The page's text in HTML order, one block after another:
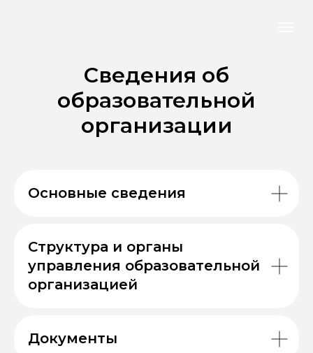
Сведения об
образовательной
организации
Основные сведения
Структура и органы
управления образовательной
организацией
Документы